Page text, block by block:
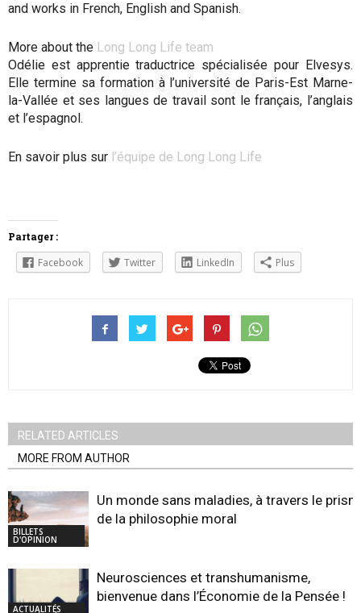
and works in French, English and Spanish.
More about the Long Long Life team
Odélie est apprentie traductrice spécialisée pour Elvesys.
Elle termine sa formation à l’université de Paris-Est Marne-
la-Vallée et ses langues de travail sont le français, l’anglais
et l’espagnol.
En savoir plus sur l’équipe de Long Long Life
Partager :
Facebook Twitter LinkedIn Plus
RELATED ARTICLES
MORE FROM AUTHOR
BILLETS
D'OPINION
Un monde sans maladies, à travers le
de la philosophie moral
ACTUALITÉS
Neurosciences et transhumanisme,
bienvenue dans l’Économie de la Pensée !